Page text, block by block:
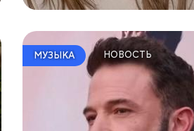
МУЗЫКА НОВОСТЬ